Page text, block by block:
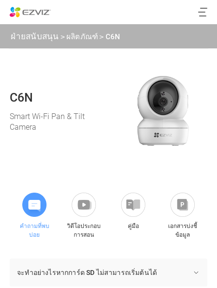
ฝ่ายสนับสนุน > ผลิตภัณฑ์ > C6N
C6N
Smart Wi-Fi Pan & Tilt
Camera
คำถามที่พบ
บ่อย
วิดีโอประกอบ
การสอน
คู่มือ
เอกสารบ่งชี้
ข้อมูล
จะทําอย่างไรหากการ์ด SD ไม่สามารถเริ่มต้นได้